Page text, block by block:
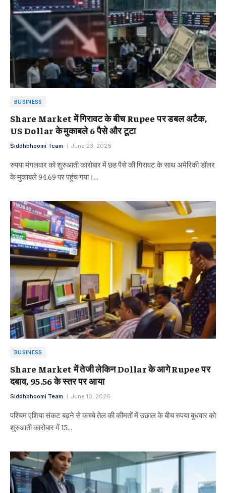
BUSINESS
Share Market में गिरावट के बीच Rupee पर डबल अटैक,
US Dollar के मुकाबले 6 पैसे और टूटा
Siddhbhoomi Team June 23, 2026
रुपया मंगलवार को शुरुआती कारोबार में छह पैसे की गिरावट के साथ अमेरिकी डॉलर
के मुकाबले 94.69 पर पहुंच गया।…
BUSINESS
Share Market में तेजी लेकिन Dollar के आगे Rupee पर
दबाव, 95.56 के स्तर पर आया
Siddhbhoomi Team June 10, 2026
पश्चिम एशिया संकट बढ़ने से कच्चे तेल की कीमतों में उछाल के बीच रुपया बुधवार को
शुरुआती कारोबार में 15…